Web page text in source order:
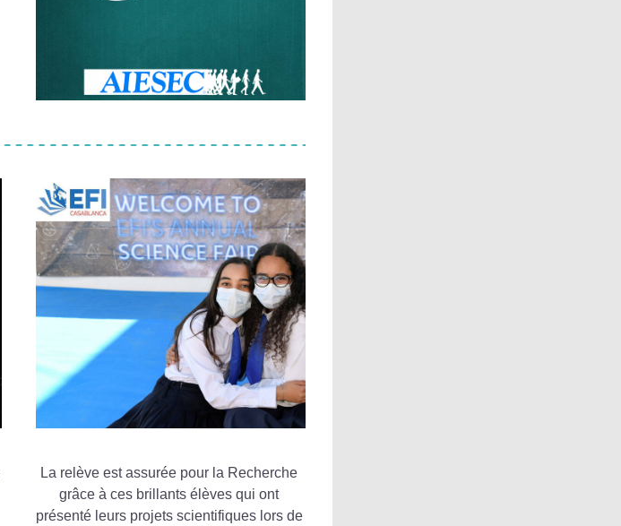
La relève est assurée pour la Recherche
grâce à ces brillants élèves qui ont
présenté leurs projets scientifiques lors de